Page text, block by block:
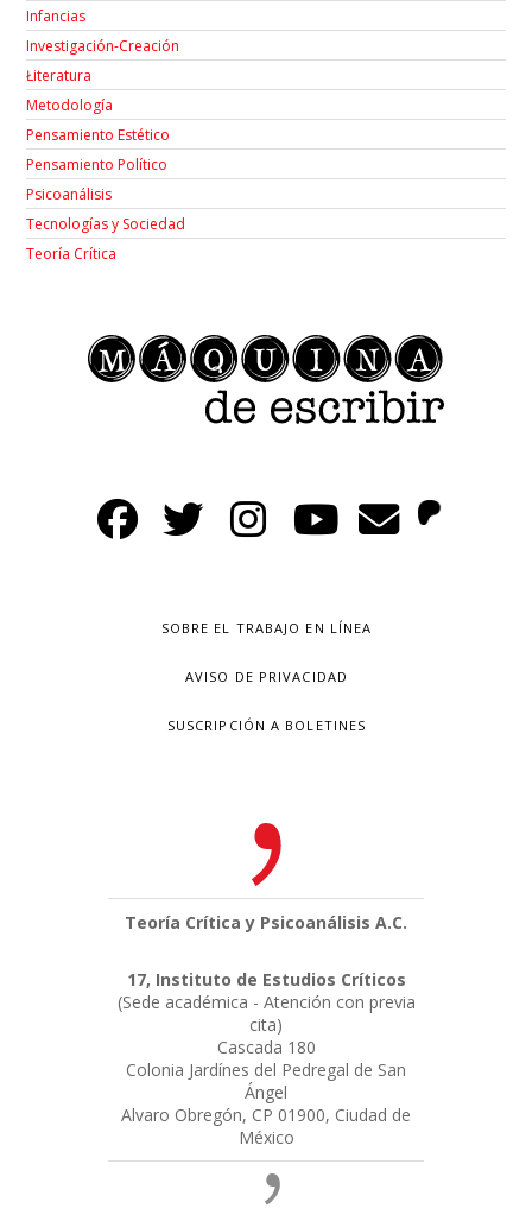
Infancias
Investigación-Creación
Łiteratura
Metodología
Pensamiento Estético
Pensamiento Político
Psicoanálisis
Tecnologías y Sociedad
Teoría Crítica
SOBRE EL TRABAJO EN LÍNEA
AVISO DE PRIVACIDAD
SUSCRIPCIÓN A BOLETINES
Teoría Crítica y Psicoanálisis A.C.
17, Instituto de Estudios Críticos
(Sede académica - Atención con previa
cita)
Cascada 180
Colonia Jardínes del Pedregal de San
Ángel
Alvaro Obregón, CP 01900, Ciudad de
México